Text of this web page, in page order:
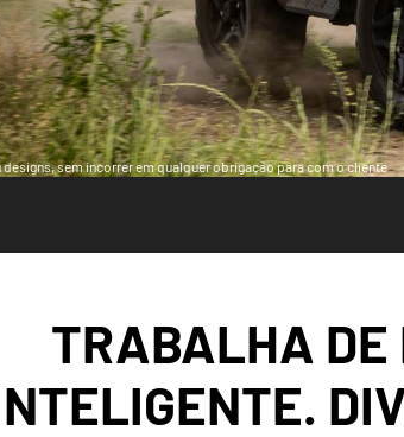
sem incorrer em qualquer obrigação para com o cliente
TRABALHA DE